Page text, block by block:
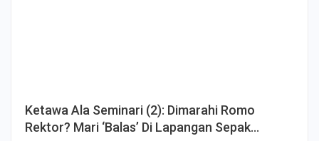
Ketawa Ala Seminari (2): Dimarahi Romo
Rektor? Mari ‘Balas’ Di Lapangan Sepak…